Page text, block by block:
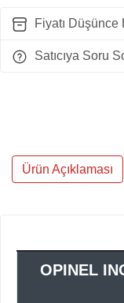
Fiyatı Düşünce
Satıcıya Soru
Ürün Açıklaması
OPINEL